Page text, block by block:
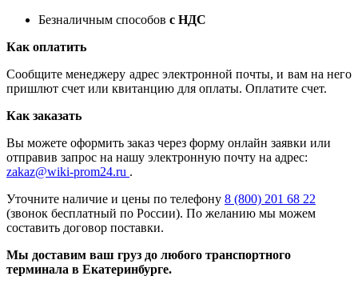
Безналичным способов с НДС
Как оплатить
Сообщите менеджеру адрес электронной почты, и вам на него
пришлют счет или квитанцию для оплаты. Оплатите счет.
Как заказать
Вы можете оформить заказ через форму онлайн заявки или
отправив запрос на нашу электронную почту на адрес:
zakaz@wiki-prom24.ru .
Уточните наличие и цены по телефону 8 (800) 201 68 22
(звонок бесплатный по России). По желанию мы можем
составить договор поставки.
Мы доставим ваш груз до любого транспортного
терминала в Екатеринбурге.